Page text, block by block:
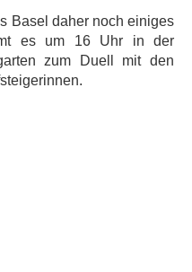
Basel daher noch einiges
es um 16 Uhr in der
zum Duell mit den